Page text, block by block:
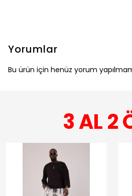
Yorumlar
Bu ürün için henüz yorum
3 AL 2